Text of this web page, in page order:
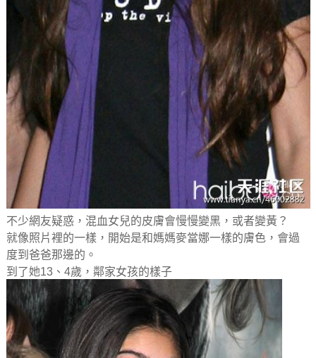
不少網友疑惑，混血女兒的皮膚會慢慢變黑，或者變黃？
就像照片裡的一樣，開始是和媽媽麥當娜一樣的膚色，會過
度到爸爸那邊的。
到了她13、4歲，鄰家女孩的樣子